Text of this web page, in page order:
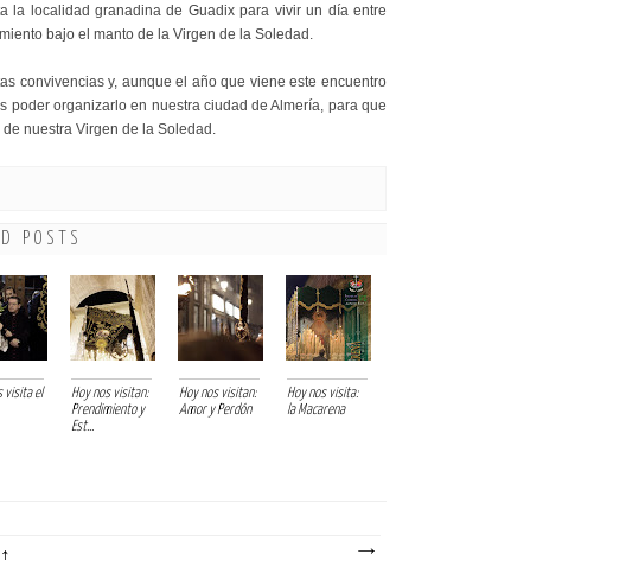
la localidad granadina de Guadix para vivir un día entre
bajo el manto de la Virgen de la Soledad.
convivencias y, aunque el año que viene este encuentro
organizarlo en nuestra ciudad de Almería, para que
nuestra Virgen de la Soledad.
POSTS
visita el
Hoy nos visitan:
Prendimiento y
Est...
Hoy nos visitan:
Amor y Perdón
Hoy nos visita:
la Macarena